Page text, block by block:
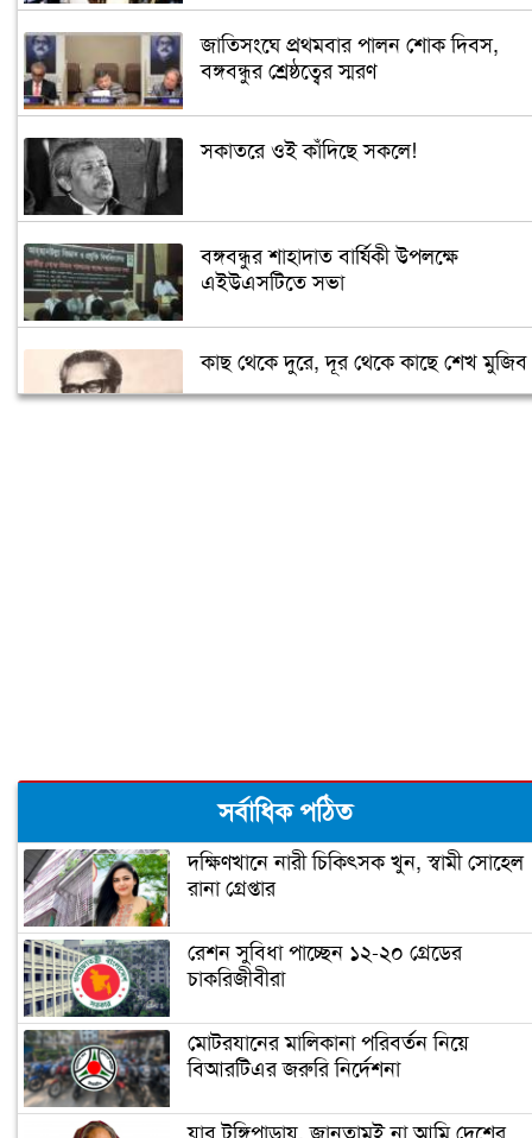
জাতিসংঘে প্রথমবার পালন শোক দিবস,
বঙ্গবন্ধুর শ্রেষ্ঠত্বের স্মরণ
সকাতরে ওই কাঁদিছে সকলে!
বঙ্গবন্ধুর শাহাদাত বার্ষিকী উপলক্ষে
এইউএসটিতে সভা
কাছ থেকে দুরে, দূর থেকে কাছে শেখ মুজিব
এই সেই ১৫ আগস্ট ’৭৫
অন্য চোখে দেখা ভালোবাসার সেই মানুষটি
বঙ্গবন্ধু: প্রধানমন্ত্রী
সর্বাধিক পঠিত
দক্ষিণখানে নারী চিকিৎসক খুন, স্বামী সোহেল
রানা গ্রেপ্তার
রেশন সুবিধা পাচ্ছেন ১২-২০ গ্রেডের
চাকরিজীবীরা
মোটরযানের মালিকানা পরিবর্তন নিয়ে
বিআরটিএর জরুরি নির্দেশনা